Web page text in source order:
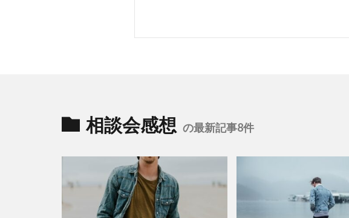
相談会感想 の最新記事8件